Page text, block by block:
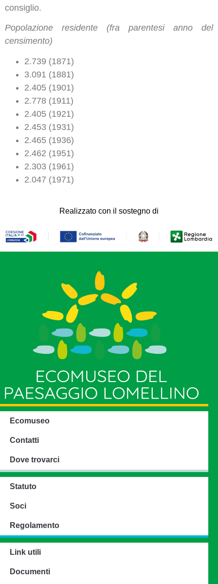
consiglio.
Popolazione residente (fra parentesi anno del
censimento)
2.739 (1871)
3.091 (1881)
2.405 (1901)
2.778 (1911)
2.405 (1921)
2.453 (1931)
2.465 (1936)
2.462 (1951)
2.303 (1961)
2.047 (1971)
Realizzato con il sostegno di
Ecomuseo
Contatti
Dove trovarci
Statuto
Soci
Regolamento
Link utili
Documenti